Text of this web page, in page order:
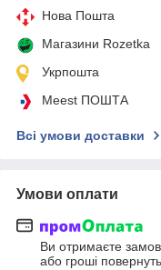
Нова Пошта
Магазини Rozetka
Укрпошта
Meest ПОШТА
Всі умови доставки
Умови оплати
Ви отримаєте
або гроші